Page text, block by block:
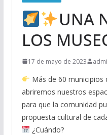
UNA
LOS
17 de mayo de 2023
Más de 60 municipios
abriremos nuestros
para que la comunidad
propuesta cultural de
¿Cuándo?